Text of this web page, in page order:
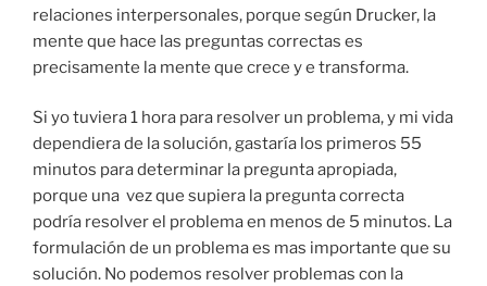
relaciones interpersonales, porque según Drucker, la
mente que hace las preguntas correctas es
precisamente la mente que crece y e transforma.
Si yo tuviera 1 hora para resolver un problema, y mi vida
dependiera de la solución, gastaría los primeros 55
minutos para determinar la pregunta apropiada,
porque una vez que supiera la pregunta correcta
podría resolver el problema en menos de 5 minutos. La
formulación de un problema es mas importante que su
solución. No podemos resolver problemas con la